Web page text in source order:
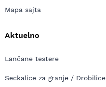
Mapa sajta
Aktuelno
Lančane testere
Seckalice za granje /